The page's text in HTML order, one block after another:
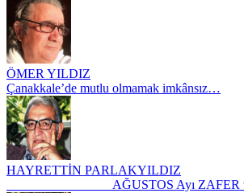
ÖMER YILDIZ
Çanakkale’de mutlu olmamak imkânsız…
HAYRETTİN PARLAKYILDIZ
AĞUSTOS Ayı ZAFER ve